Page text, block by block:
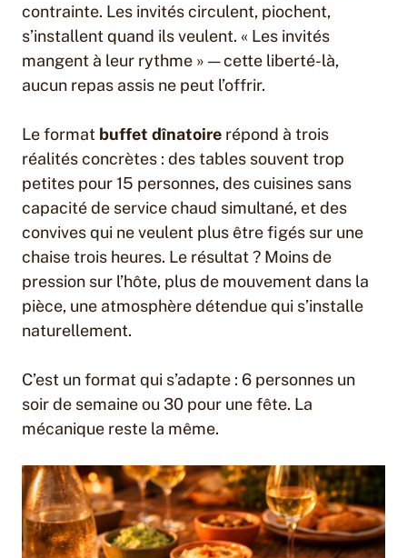
contrainte. Les invités circulent, piochent,
s’installent quand ils veulent. « Les invités
mangent à leur rythme » — cette liberté-là,
aucun repas assis ne peut l’offrir.
Le format buffet dînatoire répond à trois
réalités concrètes : des tables souvent trop
petites pour 15 personnes, des cuisines sans
capacité de service chaud simultané, et des
convives qui ne veulent plus être figés sur une
chaise trois heures. Le résultat ? Moins de
pression sur l’hôte, plus de mouvement dans la
pièce, une atmosphère détendue qui s’installe
naturellement.
C’est un format qui s’adapte : 6 personnes un
soir de semaine ou 30 pour une fête. La
mécanique reste la même.